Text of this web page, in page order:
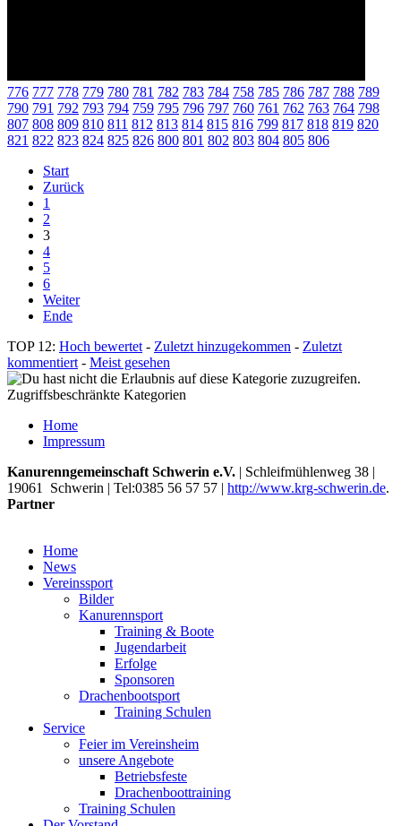
776 777 778 779 780 781 782 783 784 758 785 786 787 788 789
790 791 792 793 794 759 795 796 797 760 761 762 763 764 798
807 808 809 810 811 812 813 814 815 816 799 817 818 819 820
821 822 823 824 825 826 800 801 802 803 804 805 806
Start
Zurück
1
2
3
4
5
6
Weiter
Ende
TOP 12: Hoch bewertet - Zuletzt hinzugekommen - Zuletzt
kommentiert - Meist gesehen
Zugriffsbeschränkte Kategorien
Home
Impressum
Kanurenngemeinschaft Schwerin e.V. | Schleifmühlenweg 38 |
19061
Schwerin | Tel:0385 56 57 57 | http://www.krg-schwerin.de.
Partner
Home
News
Vereinssport
Bilder
Kanurennsport
Training & Boote
Jugendarbeit
Erfolge
Sponsoren
Drachenbootsport
Training Schulen
Service
Feier im Vereinsheim
unsere Angebote
Betriebsfeste
Drachenboottraining
Training Schulen